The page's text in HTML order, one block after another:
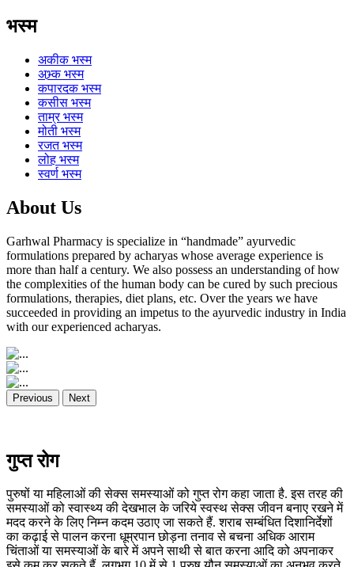
भस्म
अकीकभस्म
अभ्र्क भस्म
कपारदक भस्म
कसीस भस्म
ताम्र भस्म
मोती भस्म
रजत भस्म
लोह भस्म
स्वर्ण भस्म
About Us
Garhwal Pharmacy is specialize in “handmade” ayurvedic
formulations prepared by acharyas whose average experience is
more than half a century. We also possess an understanding of how
the complexities of the human body can be cured by such precious
formulations, therapies, diet plans, etc. Over the years we have
succeeded in providing an impetus to the ayurvedic industry in India
with our experienced acharyas.
Previous Next
गुप्त रोग
पुरुषों या महिलाओं की सेक्स समस्याओं को गुप्त रोग कहा जाता है. इस तरह की
समस्याओं को स्वास्थ्य की देखभाल के जरिये स्वस्थ सेक्स जीवन बनाए रखने में
मदद करने के लिए निम्न कदम उठाए जा सकते हैं. शराब सम्बंधित दिशानिर्देशों
का कढ़ाई से पालन करना धूम्रपान छोड़ना तनाव से बचना अधिक आराम
चिंताओं या समस्याओं के बारे में अपने साथी से बात करना आदि को अपनाकर